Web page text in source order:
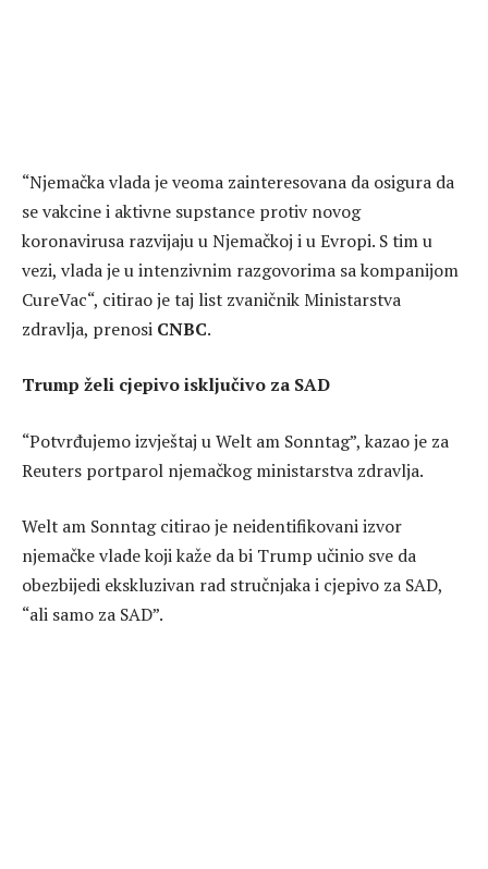
“Njemačka vlada je veoma zainteresovana da osigura da
se vakcine i aktivne supstance protiv novog
koronavirusa razvijaju u Njemačkoj i u Evropi. S tim u
vezi, vlada je u intenzivnim razgovorima sa kompanijom
CureVac“, citirao je taj list zvaničnik Ministarstva
zdravlja, prenosi CNBC.
Trump želi cjepivo isključivo za SAD
“Potvrđujemo izvještaj u Welt am Sonntag”, kazao je za
Reuters portparol njemačkog ministarstva zdravlja.
Welt am Sonntag citirao je neidentifikovani izvor
njemačke vlade koji kaže da bi Trump učinio sve da
obezbijedi ekskluzivan rad stručnjaka i cjepivo za SAD,
“ali samo za SAD”.